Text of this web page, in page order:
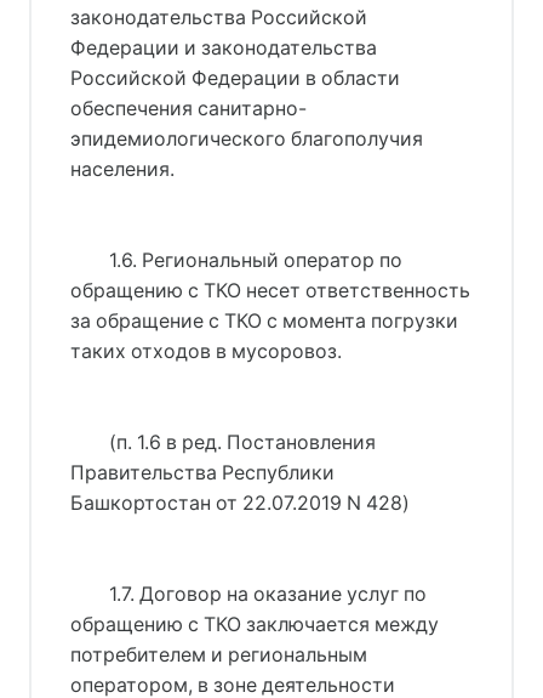
законодательства Российской
Федерации и законодательства
Российской Федерации в области
обеспечения санитарно-
эпидемиологического благополучия
населения.
1.6. Региональный оператор по
обращению с ТКО несет ответственность
за обращение с ТКО с момента погрузки
таких отходов в мусоровоз.
(п. 1.6 в ред. Постановления
Правительства Республики
Башкортостан от 22.07.2019 N 428)
1.7. Договор на оказание услуг по
обращению с ТКО заключается между
потребителем и региональным
оператором, в зоне деятельности